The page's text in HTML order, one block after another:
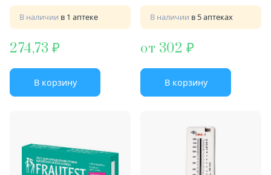
В наличии в 1 аптеке
274,73
В корзину
В наличии в 5 аптеках
от 302
В корзину